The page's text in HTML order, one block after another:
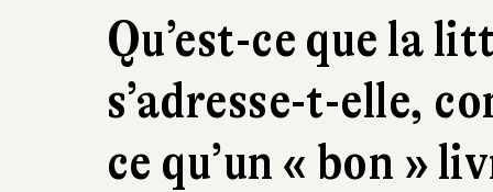
Qu’est-ce que la
s’adresse-t-elle,
ce qu’un « bon »